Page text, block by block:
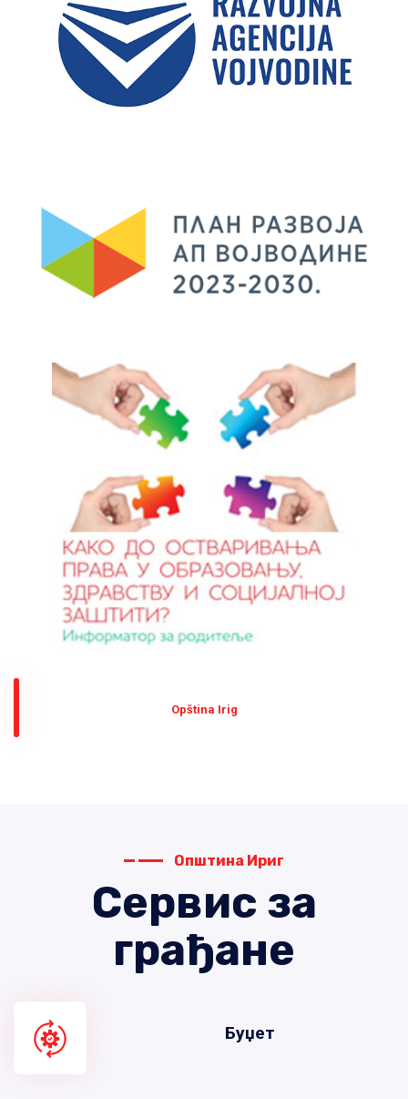
Оpština Irig
Општина Ириг
Сервис за
грађане
Буџет